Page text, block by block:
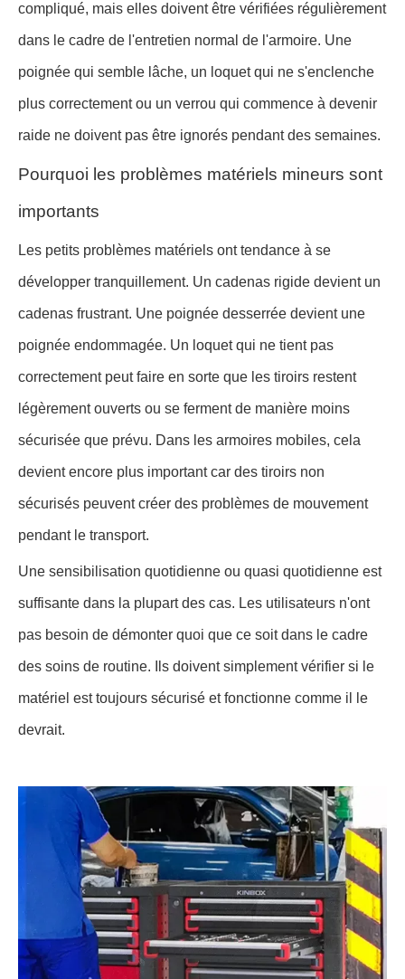
compliqué, mais elles doivent être vérifiées régulièrement
dans le cadre de l'entretien normal de l'armoire. Une
poignée qui semble lâche, un loquet qui ne s'enclenche
plus correctement ou un verrou qui commence à devenir
raide ne doivent pas être ignorés pendant des semaines.
Pourquoi les problèmes matériels mineurs sont
importants
Les petits problèmes matériels ont tendance à se
développer tranquillement. Un cadenas rigide devient un
cadenas frustrant. Une poignée desserrée devient une
poignée endommagée. Un loquet qui ne tient pas
correctement peut faire en sorte que les tiroirs restent
légèrement ouverts ou se ferment de manière moins
sécurisée que prévu. Dans les armoires mobiles, cela
devient encore plus important car des tiroirs non
sécurisés peuvent créer des problèmes de mouvement
pendant le transport.
Une sensibilisation quotidienne ou quasi quotidienne est
suffisante dans la plupart des cas. Les utilisateurs n'ont
pas besoin de démonter quoi que ce soit dans le cadre
des soins de routine. Ils doivent simplement vérifier si le
matériel est toujours sécurisé et fonctionne comme il le
devrait.